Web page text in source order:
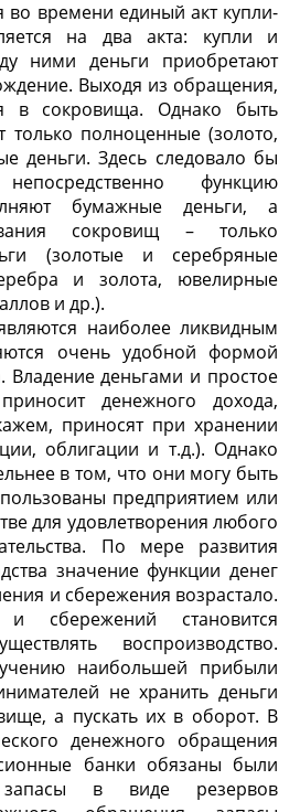
во времени единый акт купли-
на два акта: купли и
ними деньги приобретают
Выходя из обращения,
в сокровища. Однако быть
только полноценные (золото,
деньги. Здесь следовало бы
функцию
бумажные деньги, а
сокровищ – только
(золотые и серебряные
и золота, ювелирные
и др.).
наиболее ликвидным
очень удобной формой
Владение деньгами и простое
денежного дохода,
приносят при хранении
облигации и т.д.). Однако
в том, что они могу быть
предприятием или
для удовлетворения любого
По мере развития
значение функции денег
и сбережения возрастало.
сбережений становится
воспроизводство.
наибольшей прибыли
не хранить деньги
а пускать их в оборот. В
денежного обращения
банки обязаны были
в виде резервов